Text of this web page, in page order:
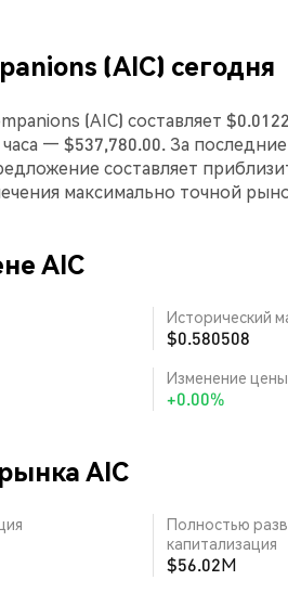
(AIC) сегодня
(AIC) составляет
— $537,780.00. За
составляет
максимально точной
AIC
Исторический
$0.580508
Изменение цены
+0.00%
AIC
Полностью
капитализация
$56.02M